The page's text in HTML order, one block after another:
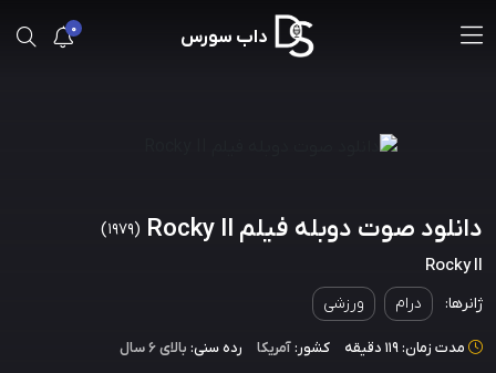
0 داب سورس
دانلود صوت دوبله فیلم Rocky II (1979)
Rocky II
ژانرها: درام ورزشی
مدت زمان: 119 دقیقه کشور:آمریکا رده سنی: بالای ۶ سال